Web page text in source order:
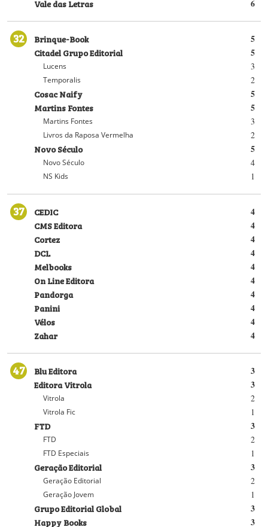
6
Vale das Letras
32 5
Brinque-Book
5
Citadel Grupo Editorial
3
Lucens
2
Temporalis
5
Cosac Naify
5
Martins Fontes
3
Martins Fontes
2
Livros da Raposa Vermelha
5
Novo Século
4
Novo Século
1
NS Kids
37 4
CEDIC
4
CMS Editora
4
Cortez
4
DCL
4
Melbooks
4
On Line Editora
4
Pandorga
4
Panini
4
Vélos
4
Zahar
47 3
Blu Editora
3
Editora Vitrola
2
Vitrola
1
Vitrola Fic
3
FTD
2
FTD
1
FTD Especiais
3
Geração Editorial
2
Geração Editorial
1
Geração Jovem
3
Grupo Editorial Global
3
Happy Books